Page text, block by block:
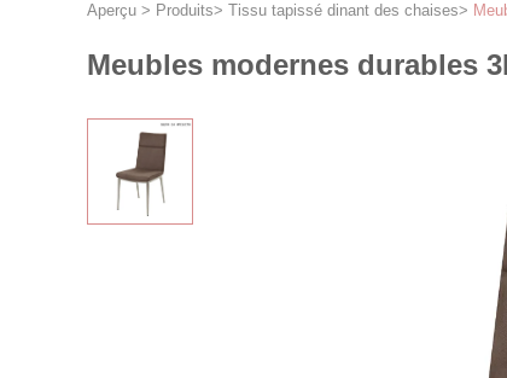
Aperçu > Produits> Tissu tapissé dinant des chaises>
Meubles modernes durables